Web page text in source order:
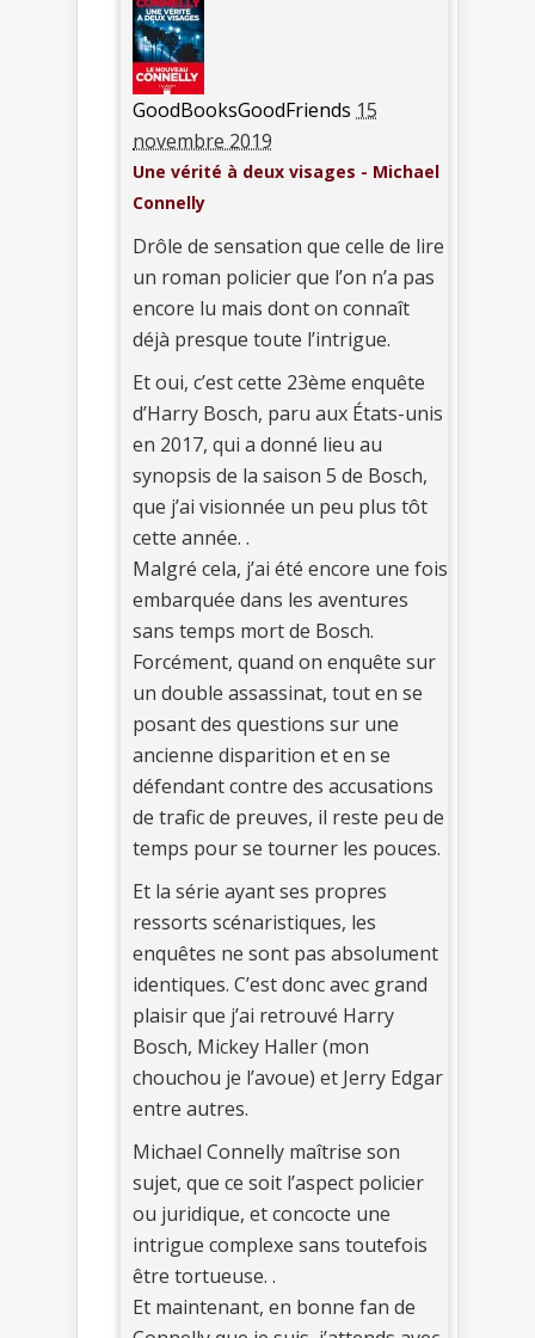
GoodBooksGoodFriends 15
novembre 2019
Une vérité à deux visages - Michael
Connelly
Drôle de sensation que celle de lire
un roman policier que l’on n’a pas
encore lu mais dont on connaît
déjà presque toute l’intrigue.
Et oui, c’est cette 23ème enquête
d’Harry Bosch, paru aux États-unis
en 2017, qui a donné lieu au
synopsis de la saison 5 de Bosch,
que j’ai visionnée un peu plus tôt
cette année. .
Malgré cela, j’ai été encore une fois
embarquée dans les aventures
sans temps mort de Bosch.
Forcément, quand on enquête sur
un double assassinat, tout en se
posant des questions sur une
ancienne disparition et en se
défendant contre des accusations
de trafic de preuves, il reste peu de
temps pour se tourner les pouces.
Et la série ayant ses propres
ressorts scénaristiques, les
enquêtes ne sont pas absolument
identiques. C’est donc avec grand
plaisir que j’ai retrouvé Harry
Bosch, Mickey Haller (mon
chouchou je l’avoue) et Jerry Edgar
entre autres.
Michael Connelly maîtrise son
sujet, que ce soit l’aspect policier
ou juridique, et concocte une
intrigue complexe sans toutefois
être tortueuse. .
Et maintenant, en bonne fan de